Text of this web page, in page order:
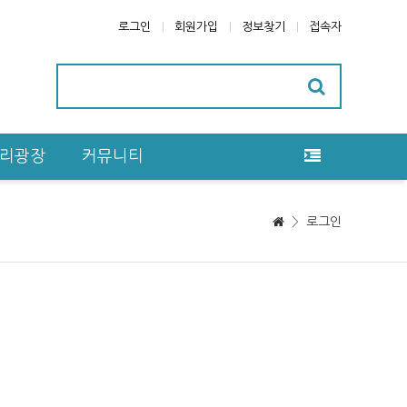
로그인 회원가입 정보찾기 접속자
광장 커뮤니티
> 로그인